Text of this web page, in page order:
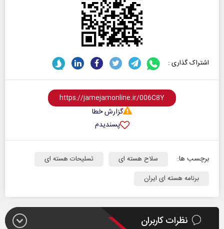
اشتراک گذاری :
گزارش خطا
پسندیدم
برچسب ها: سلاح هسته ای
تسلیحات هسته ای
برنامه هسته ای ایران
نظرات کاربران